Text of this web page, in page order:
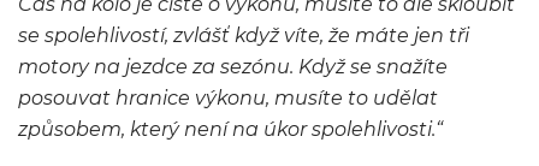
se spolehlivostí, zvlášť když víte, že máte jen tři
motory na jezdce za sezónu. Když se snažíte
posouvat hranice výkonu, musíte to udělat
způsobem, který není na úkor spolehlivosti.“